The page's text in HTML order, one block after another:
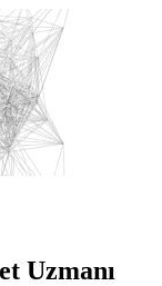
Uzmanı